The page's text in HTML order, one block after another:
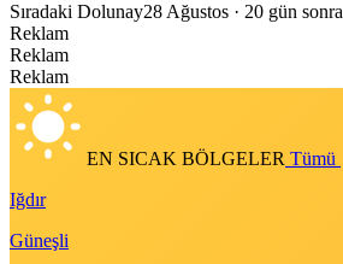
Sıradaki Dolunay28 Ağustos · 20 gün sonra
Reklam
Reklam
Reklam
EN SICAK BÖLGELER Tümü
Iğdır
Güneşli